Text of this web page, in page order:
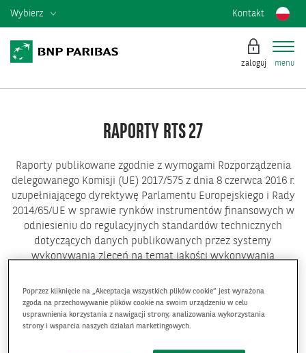
Wybierz Kontakt
zaloguj menu
RAPORTY RTS 27
Raporty publikowane zgodnie z wymogami Rozporządzenia
delegowanego Komisji (UE) 2017/575 z dnia 8 czerwca 2016 r.
uzupełniającego dyrektywę Parlamentu Europejskiego i Rady
2014/65/UE w sprawie rynków instrumentów finansowych w
odniesieniu do regulacyjnych standardów technicznych
dotyczących danych publikowanych przez systemy
wykonywania zleceń na temat jakości wykonywania
Poprzez kliknięcie na „Akceptacja wszystkich plików cookie” jest wyrażona
zgoda na przechowywanie plików cookie na swoim urządzeniu w celu
usprawnienia korzystania z nawigacji strony, analizowania wykorzystania
strony i wsparcia naszych działań marketingowych.